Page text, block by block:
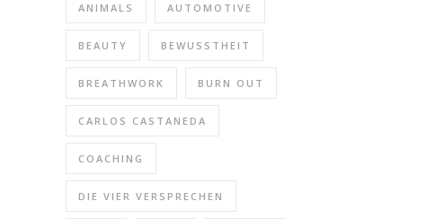
ANIMALS AUTOMOTIVE
BEAUTY BEWUSSTHEIT
BREATHWORK BURN OUT
CARLOS CASTANEDA
COACHING
DIE VIER VERSPRECHEN